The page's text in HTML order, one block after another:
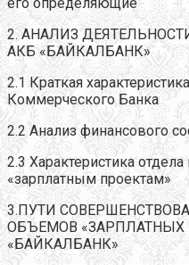
2. АНАЛИЗ
АКБ «БАЙКАЛБАНК»
2.1 Краткая
Коммерческого Банка
2.2 Анализ финансового
2.3 Характеристика
«зарплатным проектам»
3.ПУТИ
ОБЪЕМОВ «ЗАРПЛАТНЫХ
«БАЙКАЛБАНК»